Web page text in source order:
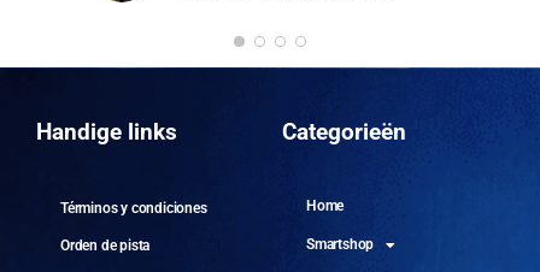
Handige links
Términos y condiciones
Orden de pista
Categorieën
Home
Smartshop